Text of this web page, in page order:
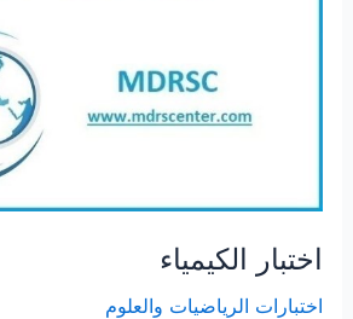
اختبار الكيمياء
اختبارات الرياضيات والعلوم